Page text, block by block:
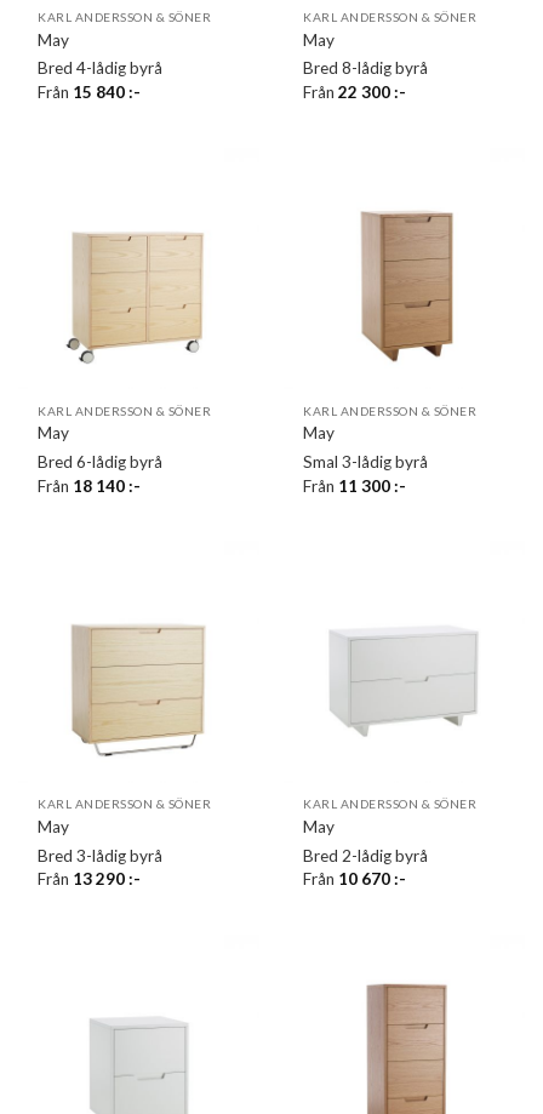
KARL ANDERSSON & SÖNER
May
Bred 4-lådig byrå
Från 15 840:-
KARL ANDERSSON & SÖNER
May
Bred 8-lådig byrå
Från22 300:-
KARL ANDERSSON & SÖNER
May
Bred 6-lådig byrå
Från 18 140:-
KARL ANDERSSON & SÖNER
May
Smal 3-lådig byrå
Från 11 300:-
KARL ANDERSSON & SÖNER
May
Bred 3-lådig byrå
Från 13 290:-
KARL ANDERSSON & SÖNER
May
Bred 2-lådig byrå
Från 10 670:-